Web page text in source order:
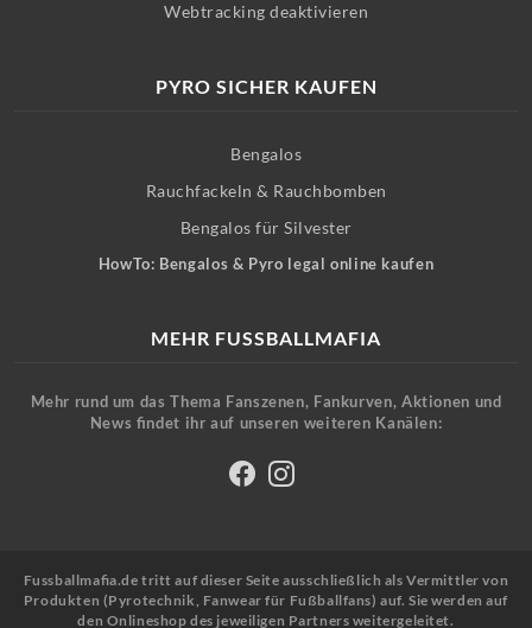
Webtracking deaktivieren
PYRO SICHER KAUFEN
Bengalos
Rauchfackeln & Rauchbomben
Bengalos für Silvester
HowTo: Bengalos & Pyro legal online kaufen
MEHR FUSSBALLMAFIA
Mehr rund um das Thema Fanszenen, Fankurven, Aktionen und
News findet ihr auf unseren weiteren Kanälen:
Fussballmafia.de tritt auf dieser Seite ausschließlich als Vermittler von
Produkten (Pyrotechnik, Fanwear für Fußballfans) auf. Sie werden auf
den Onlineshop des jeweiligen Partners weitergeleitet.